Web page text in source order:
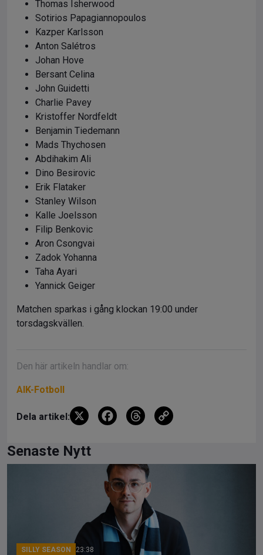
Thomas Isherwood
Sotirios Papagiannopoulos
Kazper Karlsson
Anton Salétros
Johan Hove
Bersant Celina
John Guidetti
Charlie Pavey
Kristoffer Nordfeldt
Benjamin Tiedemann
Mads Thychosen
Abdihakim Ali
Dino Besirovic
Erik Flataker
Stanley Wilson
Kalle Joelsson
Filip Benkovic
Aron Csongvai
Zadok Yohanna
Taha Ayari
Yannick Geiger
Matchen sparkas i gång klockan 19:00 under
torsdagskvällen.
Den här artikeln handlar om:
AIK-Fotboll
Dela artikel: X
F
b
o
o
k
T
a
d
s
Senaste Nytt
SILLY SEASON 23:38